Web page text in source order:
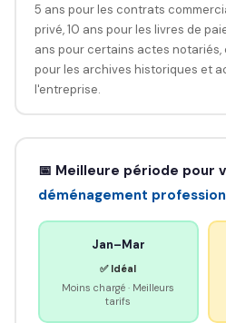
5 ans pour les contrats
privé, 10 ans pour les livres de
ans pour certains actes
pour les archives historiques et
l'entreprise.
📅 Meilleure période pour
déménagement
Jan–Mar
✅ Idéal
Moins chargé · Meilleurs
tarifs